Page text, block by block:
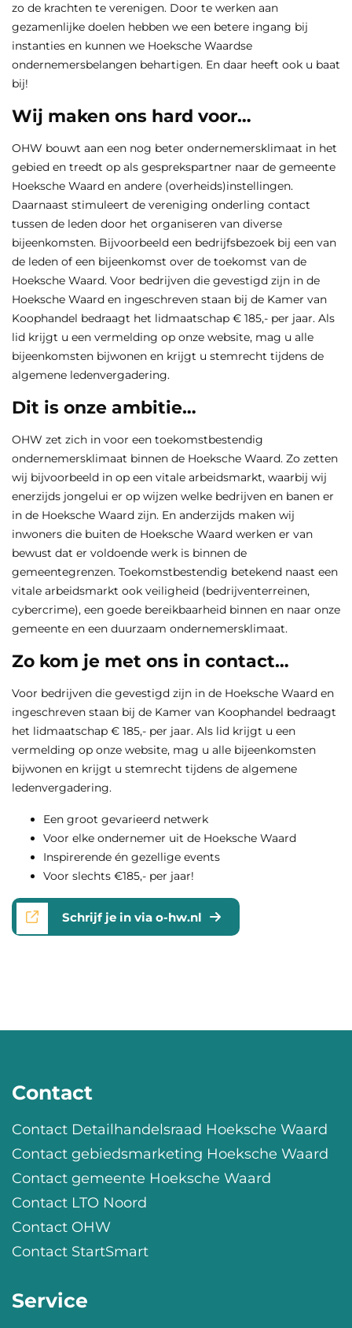
zo de krachten te verenigen. Door te werken aan
gezamenlijke doelen hebben we een betere ingang bij
instanties en kunnen we Hoeksche Waardse
ondernemersbelangen behartigen. En daar heeft ook u baat
bij!
Wij maken ons hard voor…
OHW bouwt aan een nog beter ondernemersklimaat in het
gebied en treedt op als gesprekspartner naar de gemeente
Hoeksche Waard en andere (overheids)instellingen.
Daarnaast stimuleert de vereniging onderling contact
tussen de leden door het organiseren van diverse
bijeenkomsten. Bijvoorbeeld een bedrijfsbezoek bij een van
de leden of een bijeenkomst over de toekomst van de
Hoeksche Waard. Voor bedrijven die gevestigd zijn in de
Hoeksche Waard en ingeschreven staan bij de Kamer van
Koophandel bedraagt het lidmaatschap € 185,- per jaar. Als
lid krijgt u een vermelding op onze website, mag u alle
bijeenkomsten bijwonen en krijgt u stemrecht tijdens de
algemene ledenvergadering.
Dit is onze ambitie…
OHW zet zich in voor een toekomstbestendig
ondernemersklimaat binnen de Hoeksche Waard. Zo zetten
wij bijvoorbeeld in op een vitale arbeidsmarkt, waarbij wij
enerzijds jongelui er op wijzen welke bedrijven en banen er
in de Hoeksche Waard zijn. En anderzijds maken wij
inwoners die buiten de Hoeksche Waard werken er van
bewust dat er voldoende werk is binnen de
gemeentegrenzen. Toekomstbestendig betekend naast een
vitale arbeidsmarkt ook veiligheid (bedrijventerreinen,
cybercrime), een goede bereikbaarheid binnen en naar onze
gemeente en een duurzaam ondernemersklimaat.
Zo kom je met ons in contact…
Voor bedrijven die gevestigd zijn in de Hoeksche Waard en
ingeschreven staan bij de Kamer van Koophandel bedraagt
het lidmaatschap € 185,- per jaar. Als lid krijgt u een
vermelding op onze website, mag u alle bijeenkomsten
bijwonen en krijgt u stemrecht tijdens de algemene
ledenvergadering.
Een groot gevarieerd netwerk
Voor elke ondernemer uit de Hoeksche Waard
Inspirerende én gezellige events
Voor slechts €185,- per jaar!
Schrijf je in via o-hw.nl
Contact
Contact Detailhandelsraad Hoeksche Waard
Contact gebiedsmarketing Hoeksche Waard
Contact gemeente Hoeksche Waard
Contact LTO Noord
Contact OHW
Contact StartSmart
Service